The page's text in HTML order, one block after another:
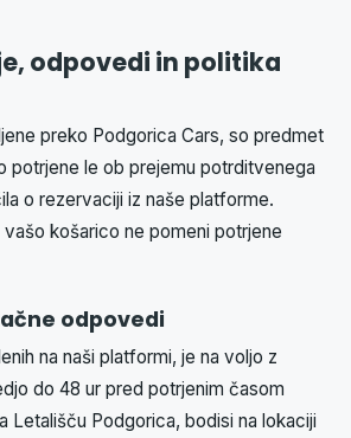
odpovedi in politika
preko Podgorica Cars, so predmet
potrjene le ob prejemu potrditvenega
o rezervaciji iz naše platforme.
košarico ne pomeni potrjene
odpovedi
na naši platformi, je na voljo z
do 48 ur pred potrjenim časom
Letališču Podgorica, bodisi na lokaciji